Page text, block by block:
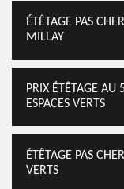
ÉTÊTAGE PAS
MILLAY
PRIX ÉTÊTAGE AU
ESPACES VERTS
ÉTÊTAGE PAS
VERTS